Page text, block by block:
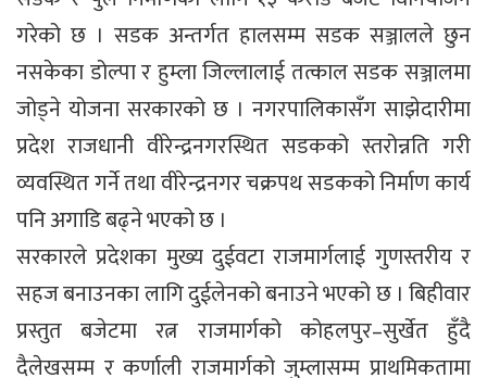
गरेको छ । सडक अन्तर्गत हालसम्म सडक सञ्जालले छुन
नसकेका डोल्पा र हुम्ला जिल्लालाई तत्काल सडक सञ्जालमा
जोड्ने योजना सरकारको छ । नगरपालिकासँग साझेदारीमा
प्रदेश राजधानी वीरेन्द्रनगरस्थित सडकको स्तरोन्नति गरी
व्यवस्थित गर्ने तथा वीरेन्द्रनगर चक्रपथ सडकको निर्माण कार्य
पनि अगाडि बढ्ने भएको छ ।
सरकारले प्रदेशका मुख्य दुईवटा राजमार्गलाई गुणस्तरीय र
सहज बनाउनका लागि दुईलेनको बनाउने भएको छ । बिहीवार
प्रस्तुत बजेटमा रत्न राजमार्गको कोहलपुर–सुर्खेत हुँदै
दैलेखसम्म र कर्णाली राजमार्गको जुम्लासम्म प्राथमिकतामा